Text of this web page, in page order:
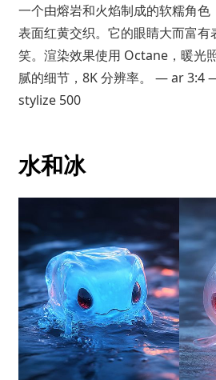
一个由熔岩和火焰制成的软糯角色
表面红黄交织。它的眼睛大而富有
笑。渲染效果使用 Octane，暖光
腻的细节，8K 分辨率。 — ar
stylize 500
水和冰